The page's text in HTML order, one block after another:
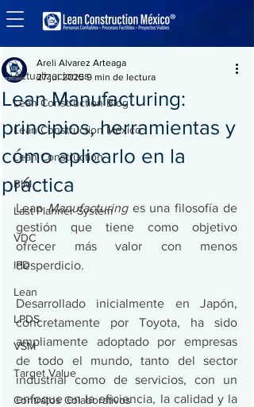
Entrada
Actualizaciones
Lean Construction Blog
Lean Construction México
Lean Construction
BIM
Last Planner System
VDC
IPD
Lean
LPDS
VSM
Target Value
Contratos Colaborativos
Lean Manufacturing:
principios, herramientas y
cómo aplicarlo en la
práctica
Areli Alvarez Arteaga
27 jul 2025 9 min de lectura
Lean Manufacturing es una filosofía de
gestión que tiene como objetivo
ofrecer más valor con menos
desperdicio.
Desarrollado inicialmente en Japón,
concretamente por Toyota, ha sido
ampliamente adoptado por empresas
de todo el mundo, tanto del sector
industrial como de servicios, con un
enfoque en la eficiencia, la calidad y la